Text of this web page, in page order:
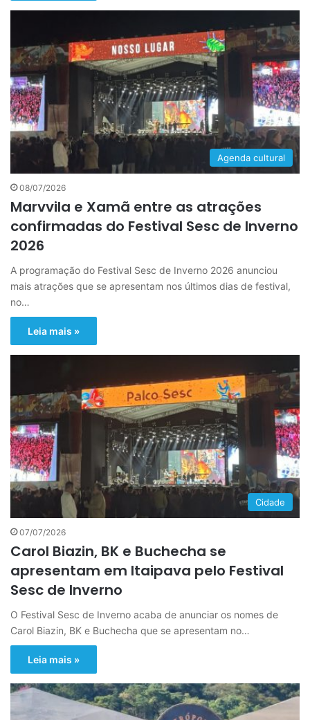
Agenda cultural
08/07/2026
Marvvila e Xamã entre as atrações
confirmadas do Festival Sesc de Inverno
2026
A programação do Festival Sesc de Inverno 2026 anunciou
mais atrações que se apresentam nos últimos dias de festival,
no…
Leia mais »
Cidade
07/07/2026
Carol Biazin, BK e Buchecha se
apresentam em Itaipava pelo Festival
Sesc de Inverno
O Festival Sesc de Inverno acaba de anunciar os nomes de
Carol Biazin, BK e Buchecha que se apresentam no…
Leia mais »